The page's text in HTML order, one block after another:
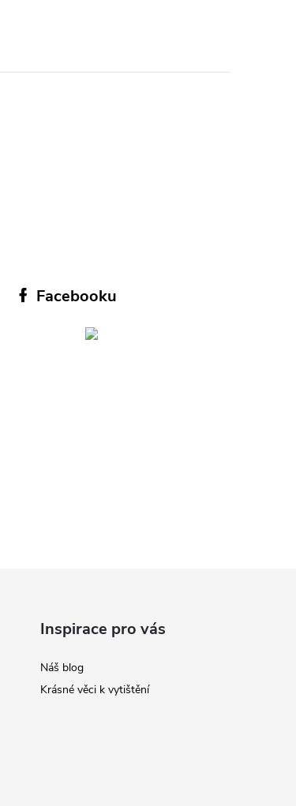
Facebooku
Inspirace pro vás
Náš blog
Krásné věci k vytištění